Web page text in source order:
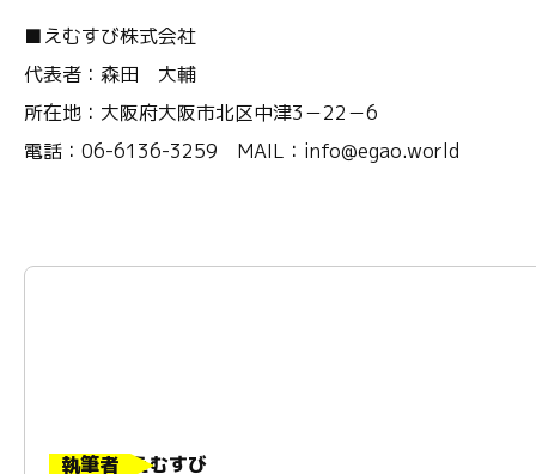
■えむすび株式会社
代表者：森田 大輔
所在地：大阪府大阪市北区中津3－22－6
電話：06-6136-3259 MAIL：info@egao.world
執筆者 えむすび